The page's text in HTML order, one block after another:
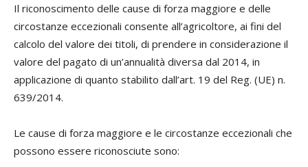
Il riconoscimento delle cause di forza maggiore e delle
circostanze eccezionali consente all’agricoltore, ai fini del
calcolo del valore dei titoli, di prendere in considerazione il
valore del pagato di un’annualità diversa dal 2014, in
applicazione di quanto stabilito dall’art. 19 del Reg. (UE) n.
639/2014.
Le cause di forza maggiore e le circostanze eccezionali che
possono essere riconosciute sono: